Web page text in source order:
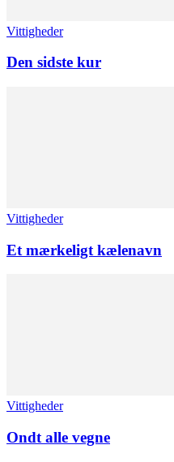
Vittigheder
Den sidste kur
Vittigheder
Et mærkeligt kælenavn
Vittigheder
Ondt alle vegne